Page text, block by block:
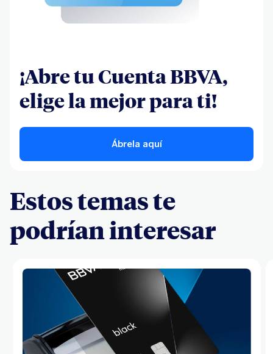
¡Abre tu Cuenta BBVA,
elige la mejor para ti!
Ábrela aquí
Estos temas te
podrían interesar